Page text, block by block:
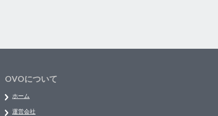
OVOについて
ホーム
運営会社